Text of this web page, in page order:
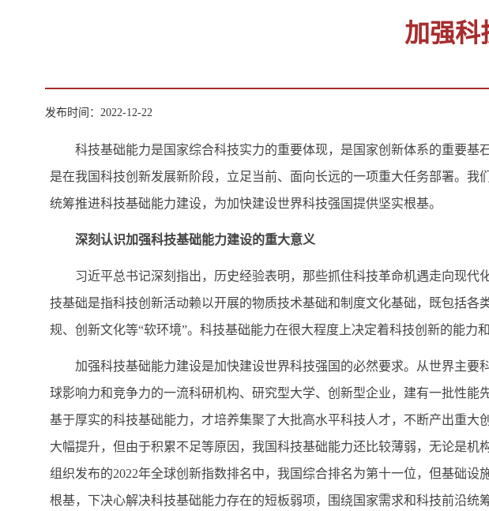
加强科
发布时间：2022-12-22
科技基础能力是国家综合科技实力的重要体现，是国家创新体系的重要基
是在我国科技创新发展新阶段，立足当前、面向长远的一项重大任务部署。
统筹推进科技基础能力建设，为加快建设世界科技强国提供坚实根基。
深刻认识加强科技基础能力建设的重大意义
习近平总书记深刻指出，历史经验表明，那些抓住科技革命机遇走向现代
技基础是指科技创新活动赖以开展的物质技术基础和制度文化基础，既包括
规、创新文化等“软环境”。科技基础能力在很大程度上决定着科技创新的能力
加强科技基础能力建设是加快建设世界科技强国的必然要求。从世界主要
球影响力和竞争力的一流科研机构、研究型大学、创新型企业，建有一批性
基于厚实的科技基础能力，才培养集聚了大批高水平科技人才，不断产出重
大幅提升，但由于积累不足等原因，我国科技基础能力还比较薄弱，无论是
组织发布的2022年全球创新指数排名中，我国综合排名为第十一位，但基础
根基，下决心解决科技基础能力存在的短板弱项，围绕国家需求和科技前沿